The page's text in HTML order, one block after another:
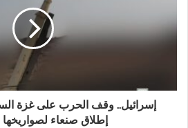
إسرائيل.. وقف الحرب على غزة
إطلاق صنعاء